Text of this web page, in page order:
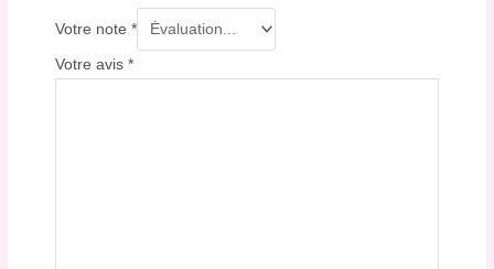
Votre note*
Votre avis*